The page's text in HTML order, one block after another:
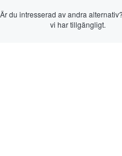
Är du intresserad av andra
vi har tillgängligt.